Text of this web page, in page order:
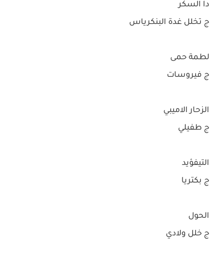
دا السكر
ج تخلل غدة البنكرياس
لطمة حمى
ج فيروسات
الزحار الاميبي
ج طفيلي
التيفؤيد
ج بكتريا
الحول
ج خلل ولادي